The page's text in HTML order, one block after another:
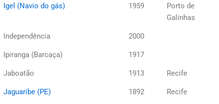
Igel (Navio do gás) 1959
Porto de
Galinhas
Independência 2000
Ipiranga (Barcaça) 1917
Jaboatão 1913 Recife
Jaguaribe (PE) 1892 Recife